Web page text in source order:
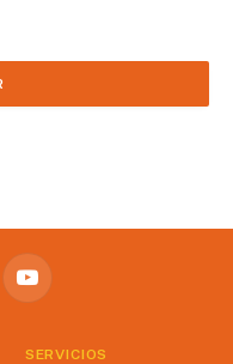
YouTube
SERVICIOS